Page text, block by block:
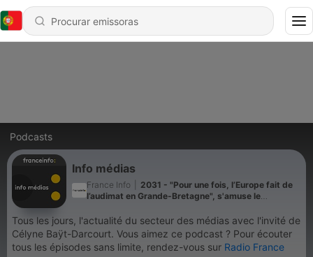
Podcasts
Info médias
France Info
2031 - "Pour une fois, l’Europe fait de
l’audimat en Grande-Bretagne", s'amuse le
Tous les jours, l'actualité du secteur des médias avec l'invité de
Célyne Baÿt-Darcourt. Vous aimez ce podcast ? Pour écouter
tous les épisodes sans limite, rendez-vous sur Radio France